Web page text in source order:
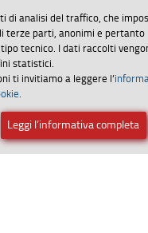
di analisi del traffico, che
terze parti, anonimi e pertanto
tecnico. I dati raccolti
statistici.
ti invitiamo a leggere l’
Leggi l’informativa completa
trasparente
di accessibilità